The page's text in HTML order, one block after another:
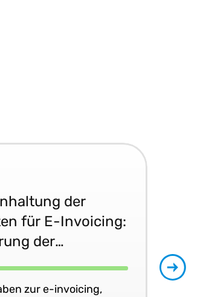
der
für E-Invoicing:
der
im Juni 2026
zur e-invoicing,